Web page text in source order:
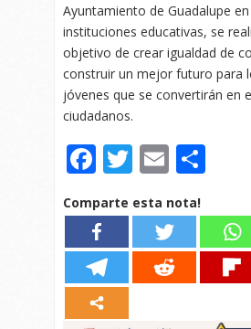
Ayuntamiento de Guadalupe en
instituciones educativas, se
objetivo de crear igualdad de
construir un mejor futuro para
jóvenes que se convertirán en
ciudadanos.
Facebook
Twitter
Email
Comparte esta nota!